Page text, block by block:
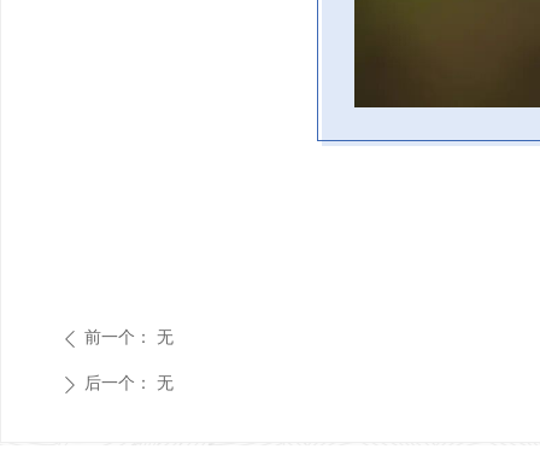
ꄴ 前一个： 无
ꄲ 后一个： 无